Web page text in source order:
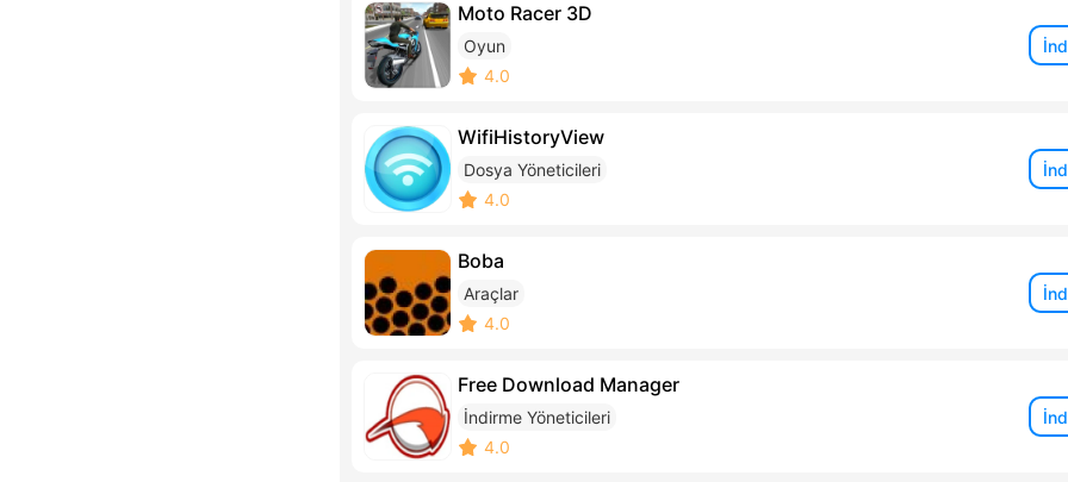
Moto Racer 3D
Oyun
4.0
WifiHistoryView
Dosya Yöneticileri
4.0
Boba
Araçlar
4.0
Free Download Manager
İndirme Yöneticileri
4.0